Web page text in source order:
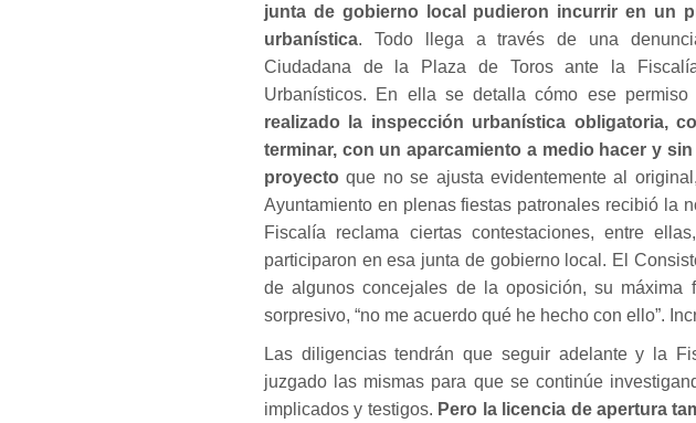
junta de gobierno local pudieron incurrir en un
urbanística. Todo llega a través de una
Ciudadana de la Plaza de Toros ante la
Urbanísticos. En ella se detalla cómo ese
realizado la inspección urbanística obligatoria,
terminar, con un aparcamiento a medio hacer y
proyectoque no se ajusta evidentemente al
Ayuntamiento en plenas fiestas patronales recibió la
Fiscalía reclama ciertas contestaciones, entre
participaron en esa junta de gobierno local. El
de algunos concejales de la oposición, su máxima
sorpresivo, “no me acuerdo qué he hecho con ello”.
Las diligencias tendrán que seguir adelante y la
juzgado las mismas para que se continúe
implicados y testigos. Pero la licencia de apertura